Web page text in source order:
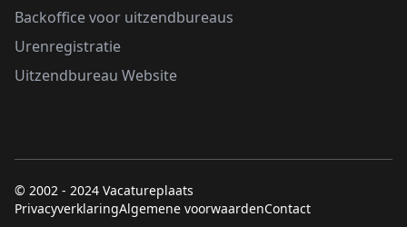
Backoffice voor uitzendbureaus
Urenregistratie
Uitzendbureau Website
© 2002 - 2024 Vacatureplaats
PrivacyverklaringAlgemene voorwaardenContact